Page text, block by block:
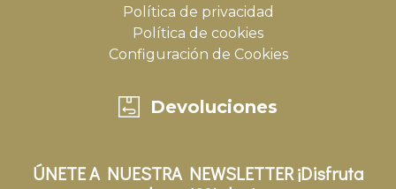
Política de privacidad
Política de cookies
Configuración de Cookies
Devoluciones
ÚNETE A NUESTRA NEWSLETTER ¡Disfruta